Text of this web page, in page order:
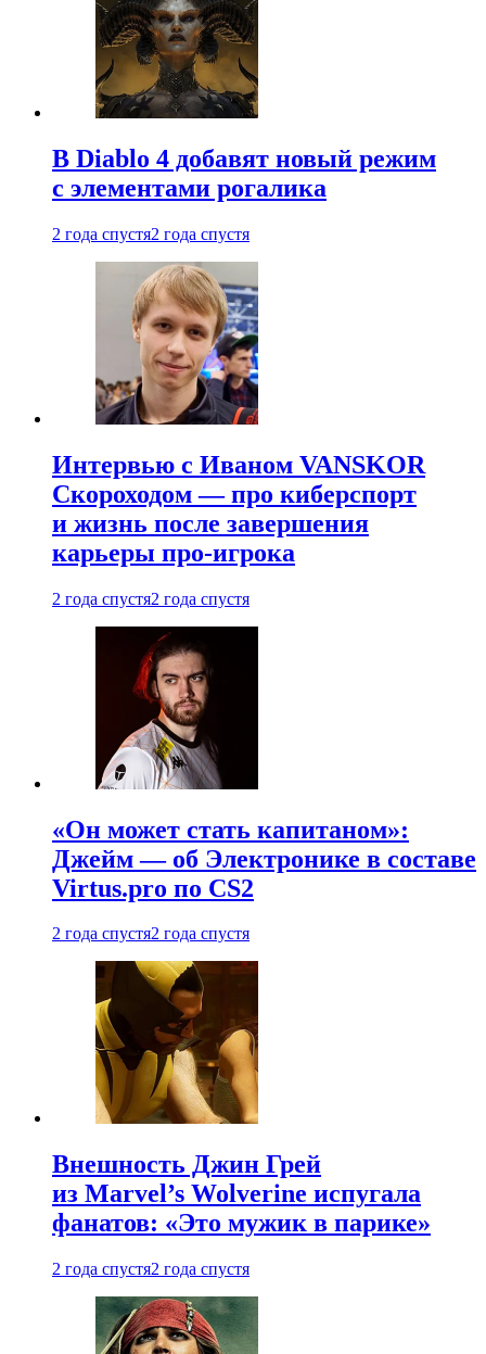
В Diablo 4 добавят новый режим
с элементами рогалика
2 года спустя2 года спустя
Интервью с Иваном VANSKOR
Скороходом — про киберспорт
и жизнь после завершения
карьеры про-игрока
2 года спустя2 года спустя
«Он может стать капитаном»:
Джейм — об Электронике в составе
Virtus.pro по CS2
2 года спустя2 года спустя
Внешность Джин Грей
из Marvel’s Wolverine испугала
фанатов: «Это мужик в парике»
2 года спустя2 года спустя